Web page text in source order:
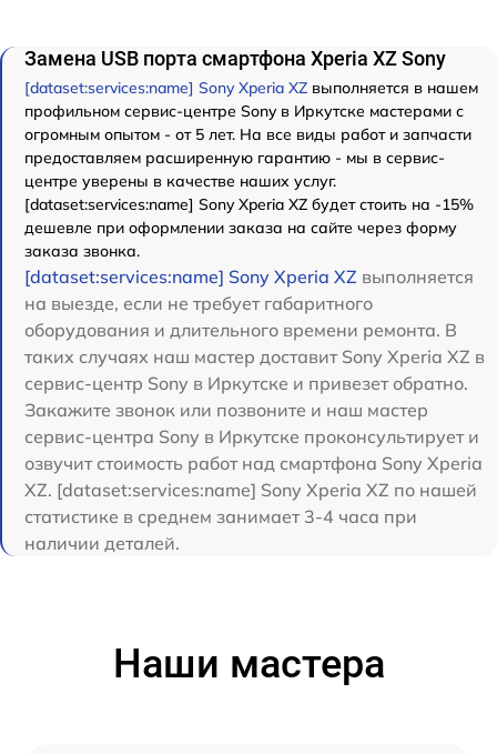
Замена USB порта смартфона Xperia XZ Sony
[dataset:services:name] Sony Xperia XZ выполняется в нашем
профильном сервис-центре Sony в Иркутске мастерами с
огромным опытом - от 5 лет. На все виды работ и запчасти
предоставляем расширенную гарантию - мы в сервис-
центре уверены в качестве наших услуг.
[dataset:services:name] Sony Xperia XZ будет стоить на -15%
дешевле при оформлении заказа на сайте через форму
заказа звонка.
[dataset:services:name] Sony Xperia XZ выполняется
на выезде, если не требует габаритного
оборудования и длительного времени ремонта. В
таких случаях наш мастер доставит Sony Xperia XZ в
сервис-центр Sony в Иркутске и привезет обратно.
Закажите звонок или позвоните и наш мастер
сервис-центра Sony в Иркутске проконсультирует и
озвучит стоимость работ над смартфона Sony Xperia
XZ. [dataset:services:name] Sony Xperia XZ по нашей
статистике в среднем занимает 3-4 часа при
наличии деталей.
Наши мастера